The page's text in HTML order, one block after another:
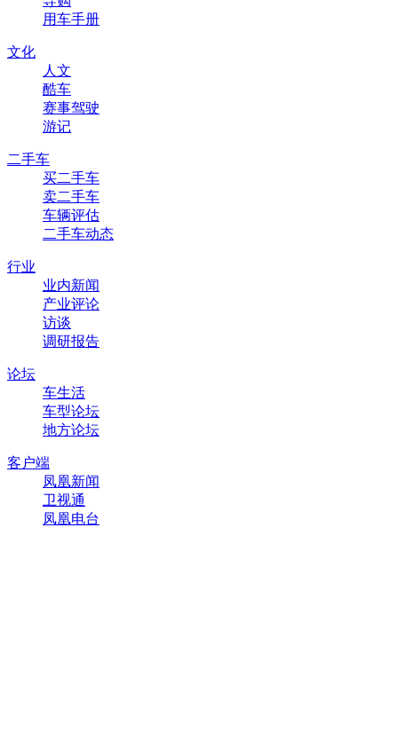
用车手册
文化
人文
酷车
赛事驾驶
游记
二手车
买二手车
卖二手车
车辆评估
二手车动态
行业
业内新闻
产业评论
访谈
调研报告
论坛
车生活
车型论坛
地方论坛
客户端
凤凰新闻
卫视通
凤凰电台